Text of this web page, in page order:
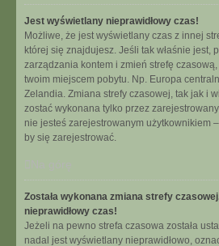
Jest wyświetlany nieprawidłowy czas!
Możliwe, że jest wyświetlany czas z innej
której się znajdujesz. Jeśli tak właśnie jest,
zarządzania kontem i zmień strefę
twoim miejscem pobytu. Np. Europa
Zelandia. Zmiana strefy czasowej, tak jak i
zostać wykonana tylko przez
nie jesteś zarejestrowanym użytkownikiem
by się zarejestrować.
Została wykonana zmiana strefy
nieprawidłowy czas!
Jeżeli na pewno strefa czasowa została
nadal jest wyświetlany nieprawidłowo,